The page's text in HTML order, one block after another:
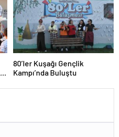
80’ler Kuşağı Gençlik
Kampı’nda Buluştu